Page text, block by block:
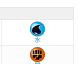
水